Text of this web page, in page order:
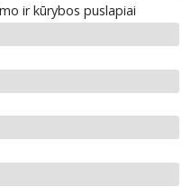
ir kūrybos puslapiai